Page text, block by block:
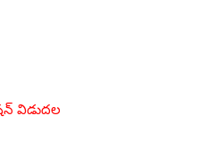
విడుదల